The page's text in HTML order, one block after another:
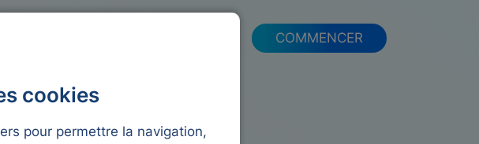
cookies
pour permettre la navigation,
COMMENCER